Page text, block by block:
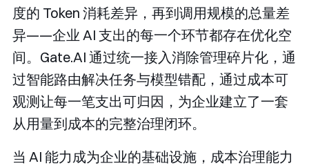
度的 Token 消耗差异，再到调用规模的总量差
异——企业 AI 支出的每一个环节都存在优化空
间。Gate.AI 通过统一接入消除管理碎片化，通
过智能路由解决任务与模型错配，通过成本可
观测让每一笔支出可归因，为企业建立了一套
从用量到成本的完整治理闭环。
当 AI 能力成为企业的基础设施，成本治理能力